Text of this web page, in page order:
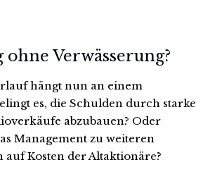
Verwässerung?
hängt nun an einem
es, die Schulden durch starke
abzubauen? Oder
Management zu weiteren
Kosten der Altaktionäre?